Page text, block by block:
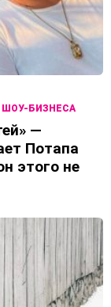
ШОУ-БИЗНЕСА
—
Потапа
этого не